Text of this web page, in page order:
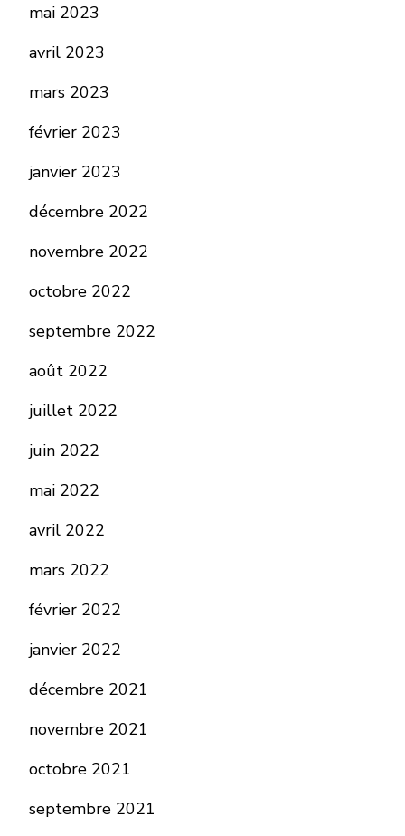
mai 2023
avril 2023
mars 2023
février 2023
janvier 2023
décembre 2022
novembre 2022
octobre 2022
septembre 2022
août 2022
juillet 2022
juin 2022
mai 2022
avril 2022
mars 2022
février 2022
janvier 2022
décembre 2021
novembre 2021
octobre 2021
septembre 2021